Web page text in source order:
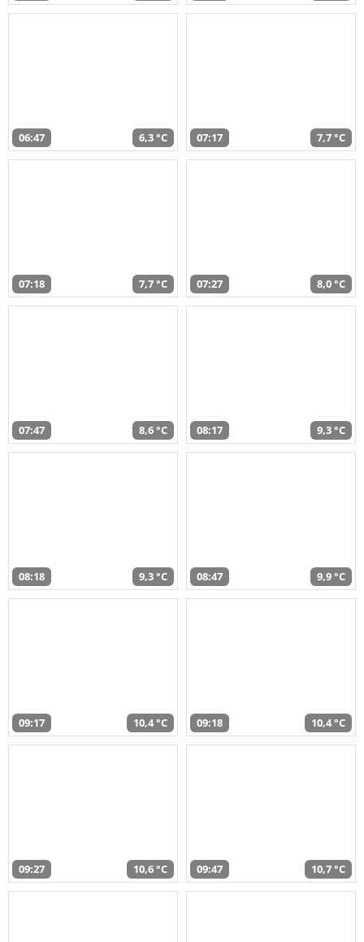
06:47 6,3 °C 07:17 7,7 °C
07:18 7,7 °C 07:27 8,0 °C
07:47 8,6 °C 08:17 9,3 °C
08:18 9,3 °C 08:47 9,9 °C
09:17 10,4 °C 09:18 10,4 °C
09:27 10,6 °C 09:47 10,7 °C